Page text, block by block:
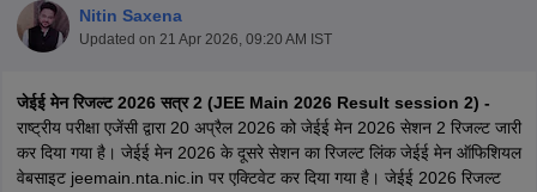
Nitin Saxena
Updated on 21 Apr 2026, 09:20 AM IST
जेईई मेन रिजल्ट 2026 सत्र 2 (JEE Main 2026 Result session 2) -
राष्ट्रीय परीक्षा एजेंसी द्वारा 20 अप्रैल 2026 को जेईई मेन 2026 सेशन 2 रिजल्ट जारी
कर दिया गया है। जेईई मेन 2026 के दूसरे सेशन का रिजल्ट लिंक जेईई मेन ऑफिशियल
वेबसाइट jeemain.nta.nic.in पर एक्टिवेट कर दिया गया है। जेईई 2026 रिजल्ट